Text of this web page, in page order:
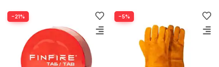
−21% −5%